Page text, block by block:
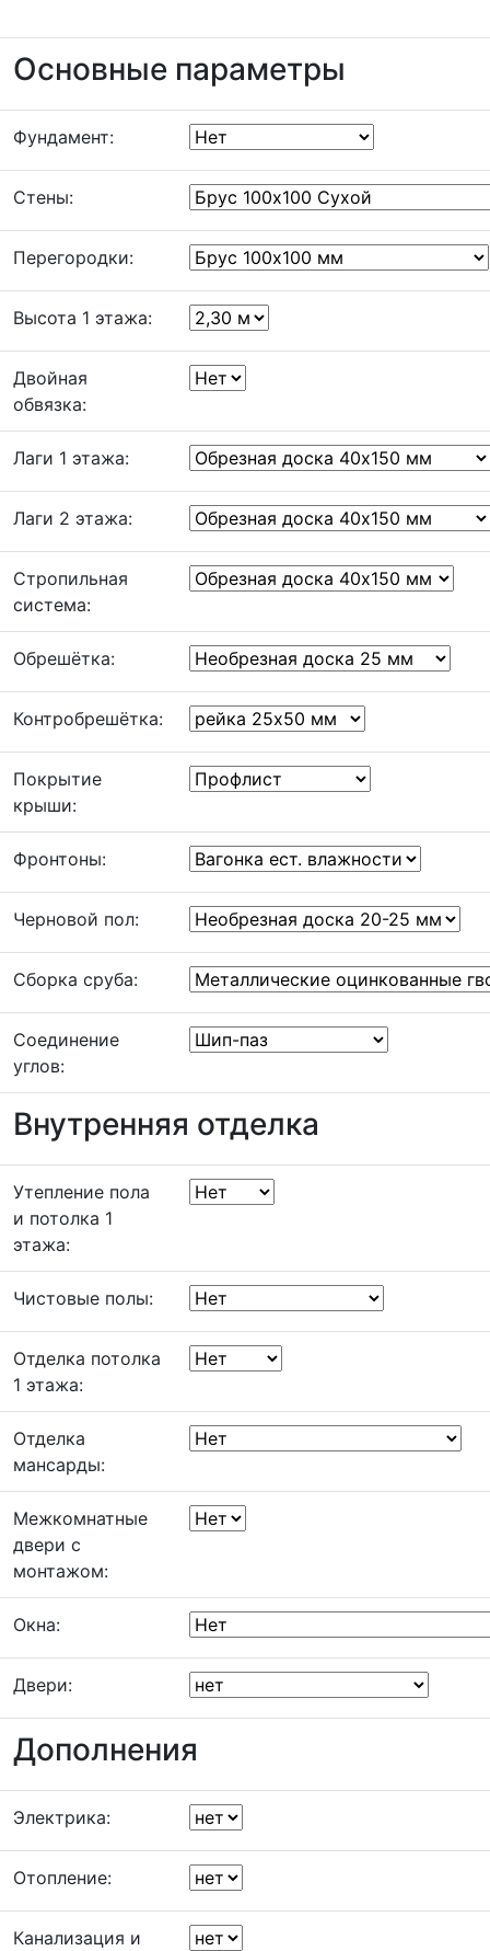
Основные параметры
Фундамент:
Стены:
Перегородки:
Высота 1 этажа:
Двойная
обвязка:
Лаги 1 этажа:
Лаги 2 этажа:
Стропильная
система:
Обрешётка:
Контробрешётка:
Покрытие
крыши:
Фронтоны:
Черновой пол:
Сборка сруба:
Соединение
углов:
Внутренняя отделка
Утепление пола
и потолка 1
этажа:
Чистовые полы:
Отделка потолка
1 этажа:
Отделка
мансарды:
Межкомнатные
двери с
монтажом:
Окна:
Двери:
Дополнения
Электрика:
Отопление:
Канализация и